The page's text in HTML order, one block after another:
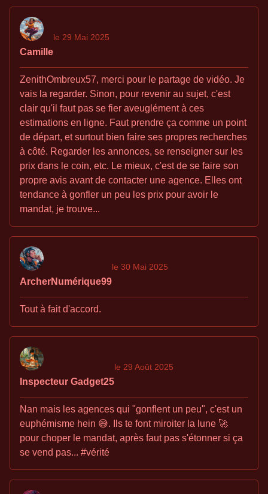
Camille
le 29 Mai 2025
ZenithOmbreux57, merci pour le partage de vidéo. Je
vais la regarder. Sinon, pour revenir au sujet, c'est
clair qu'il faut pas se fier aveuglément à ces
estimations en ligne. Faut prendre ça comme un point
de départ, et surtout bien faire ses propres recherches
à côté. Regarder les annonces, se renseigner sur les
prix dans le coin, etc. Le mieux, c'est de se faire son
propre avis avant de contacter une agence. Elles ont
tendance à gonfler un peu les prix pour avoir le
mandat, je trouve...
ArcherNumérique99
le 30 Mai 2025
Tout à fait d'accord.
Inspecteur Gadget25
le 29 Août 2025
Nan mais les agences qui "gonflent un peu", c'est un
euphémisme hein 😅. Ils te font miroiter la lune 🚀
pour choper le mandat, après faut pas s'étonner si ça
se vend pas... #vérité